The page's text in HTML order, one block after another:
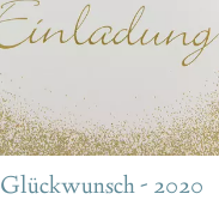
Glückwunsch - 2020